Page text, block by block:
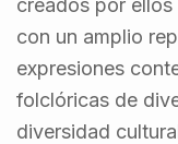
creados por
con un amplio
expresiones
folclóricas de
diversidad